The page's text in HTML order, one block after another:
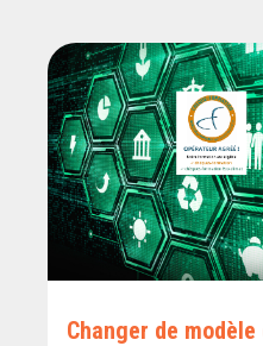
Changer de